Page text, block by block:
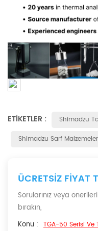
ETIKETLER : Shimadzu
Shimadzu Sarf
ÜCRETSIZ FIYAT
Sorularınız veya
bırakın,
Konu : TGA-50 Serisi Ve